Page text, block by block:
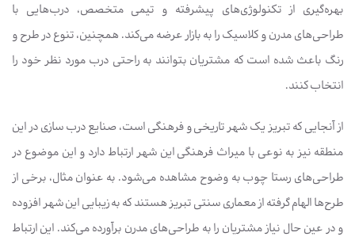
بهره‌گیری از تکنولوژی‌های پیشرفته و تیمی متخصص، درب‌هایی با
طراحی‌های مدرن و کلاسیک را به بازار عرضه می‌کند. همچنین، تنوع در طرح و
رنگ باعث شده است که مشتریان بتوانند به راحتی درب مورد نظر خود را
انتخاب کنند.
از آنجایی که تبریز یک شهر تاریخی و فرهنگی است، صنایع درب سازی در این
منطقه نیز به نوعی با میراث فرهنگی این شهر ارتباط دارد و این موضوع در
طراحی‌های رستا چوب به وضوح مشاهده می‌شود. به عنوان مثال، برخی از
طرح‌ها الهام گرفته از معماری سنتی تبریز هستند که به زیبایی این شهر افزوده
و در عین حال نیاز مشتریان را به طراحی‌های مدرن برآورده می‌کند. این ارتباط